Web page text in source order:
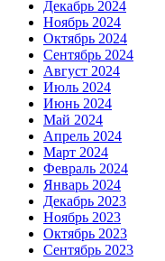
Декабрь 2024
Ноябрь 2024
Октябрь 2024
Сентябрь 2024
Август 2024
Июль 2024
Июнь 2024
Май 2024
Апрель 2024
Март 2024
Февраль 2024
Январь 2024
Декабрь 2023
Ноябрь 2023
Октябрь 2023
Сентябрь 2023